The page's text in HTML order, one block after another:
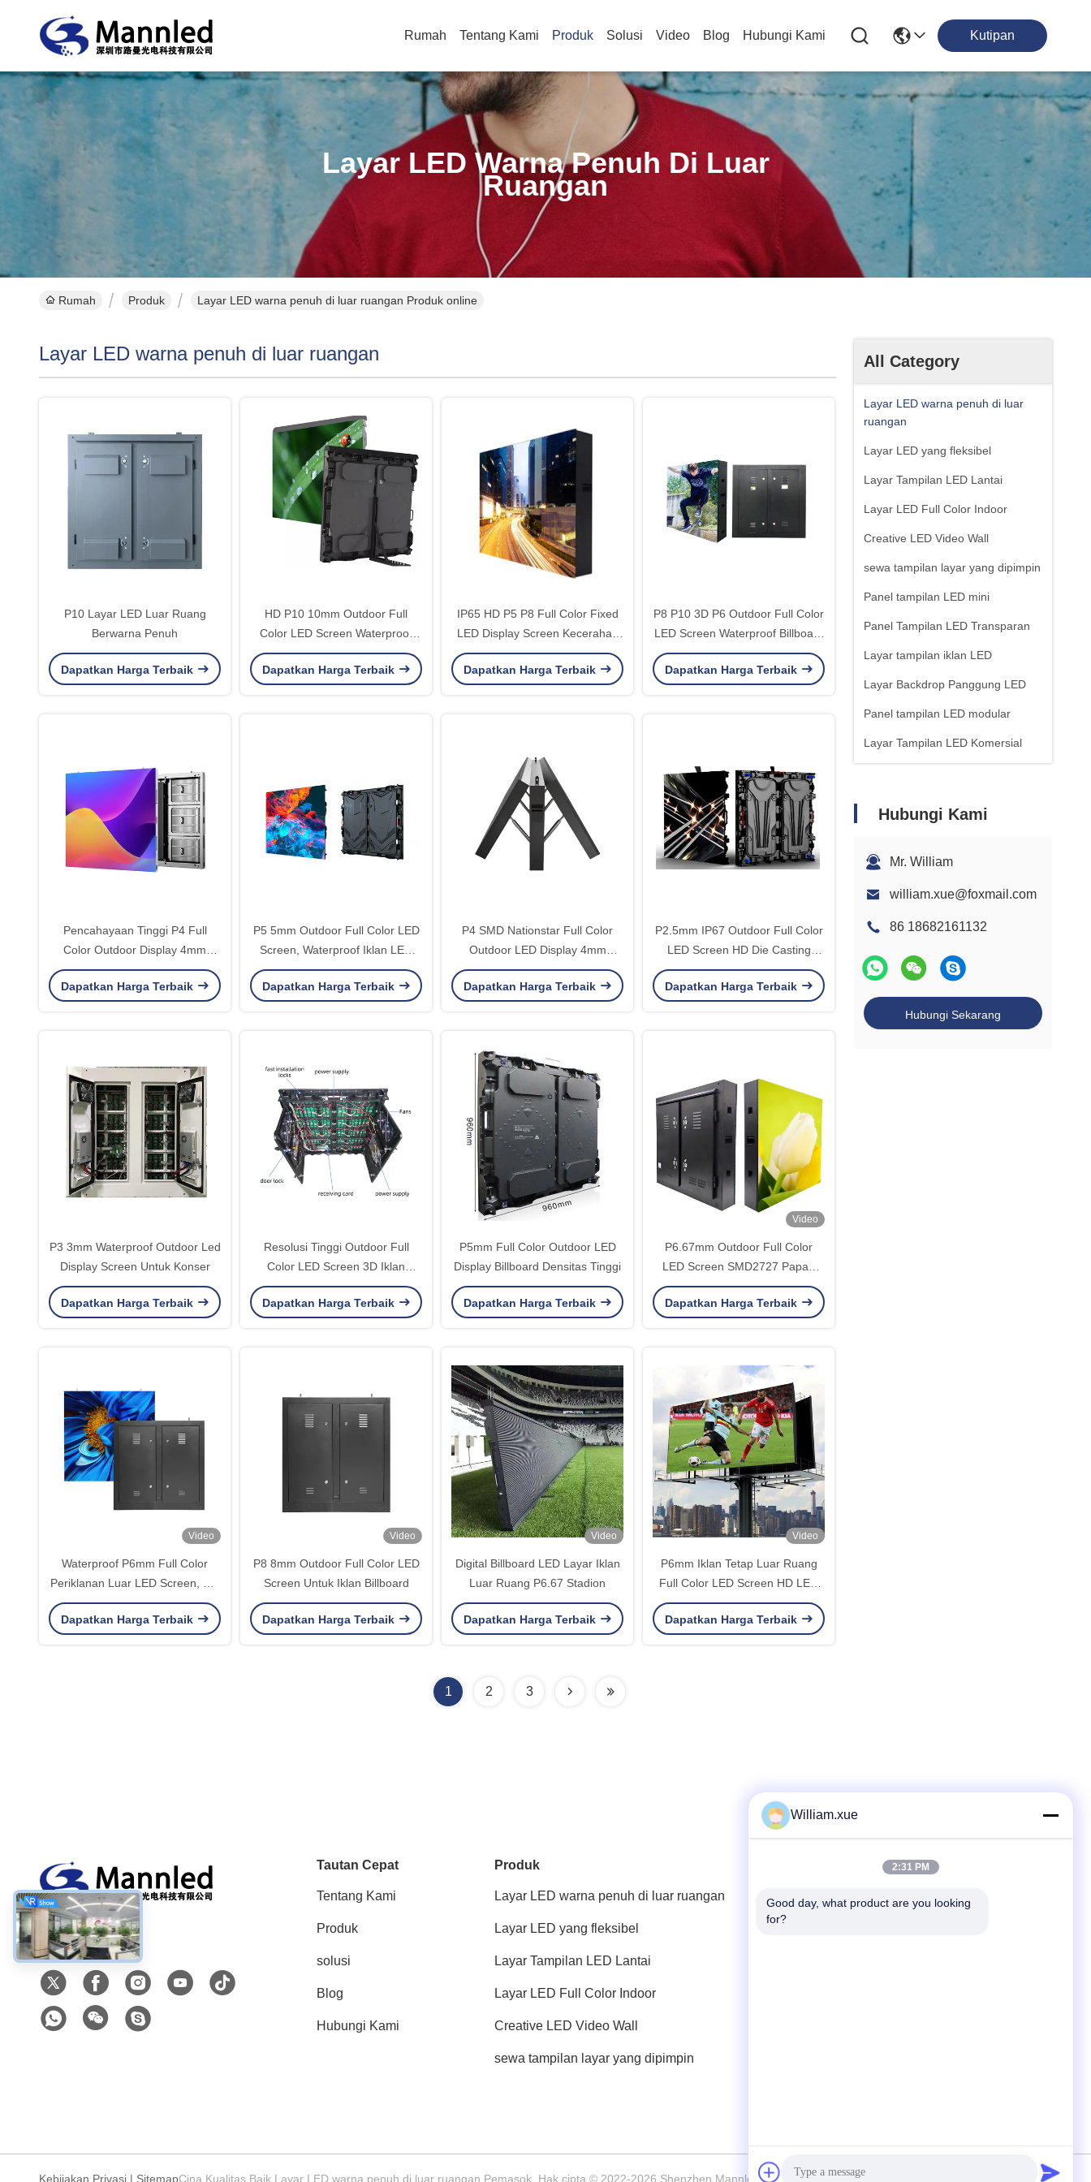
Rumah Tentang Kami Produk Solusi Video Blog Hubungi Kami Kutipan
Layar LED Warna Penuh Di Luar
Ruangan
Rumah Produk Layar LED warna penuh di luar ruangan Produk online
All Category
Layar LED warna penuh di luar
ruangan
Layar LED yang fleksibel
Layar Tampilan LED Lantai
Layar LED Full Color Indoor
Creative LED Video Wall
sewa tampilan layar yang dipimpin
Panel tampilan LED mini
Panel Tampilan LED Transparan
Layar tampilan iklan LED
Layar Backdrop Panggung LED
Panel tampilan LED modular
Layar Tampilan LED Komersial
Hubungi Kami
Mr. William
william.xue@foxmail.com
86 18682161132
Hubungi Sekarang
Layar LED warna penuh di luar ruangan
P10 Layar LED Luar Ruang
Berwarna Penuh
Dapatkan Harga Terbaik
HD P10 10mm Outdoor Full
Color LED Screen Waterproof
Diecasitng Kabinet Stadion
Dapatkan Harga Terbaik
IP65 HD P5 P8 Full Color Fixed
LED Display Screen Kecerahan
Tinggi
Dapatkan Harga Terbaik
P8 P10 3D P6 Outdoor Full Color
LED Screen Waterproof Billboard
Iklan
Dapatkan Harga Terbaik
Pencahayaan Tinggi P4 Full
Color Outdoor Display 4mm
Cabinet Waterproof
Dapatkan Harga Terbaik
P5 5mm Outdoor Full Color LED
Screen, Waterproof Iklan LED
Display Board
Dapatkan Harga Terbaik
P4 SMD Nationstar Full Color
Outdoor LED Display 4mm
Double Side Billboard
Dapatkan Harga Terbaik
P2.5mm IP67 Outdoor Full Color
LED Screen HD Die Casting
Billboard Iklan
Dapatkan Harga Terbaik
P3 3mm Waterproof Outdoor Led
Display Screen Untuk Konser
Dapatkan Harga Terbaik
Resolusi Tinggi Outdoor Full
Color LED Screen 3D Iklan
P4mm
Dapatkan Harga Terbaik
P5mm Full Color Outdoor LED
Display Billboard Densitas Tinggi
Dapatkan Harga Terbaik
Video
P6.67mm Outdoor Full Color
LED Screen SMD2727 Papan
iklan
Dapatkan Harga Terbaik
Video
Waterproof P6mm Full Color
Periklanan Luar LED Screen, HD
LED Display Panel
Dapatkan Harga Terbaik
Video
P8 8mm Outdoor Full Color LED
Screen Untuk Iklan Billboard
Dapatkan Harga Terbaik
Video
Digital Billboard LED Layar Iklan
Luar Ruang P6.67 Stadion
Dapatkan Harga Terbaik
Video
P6mm Iklan Tetap Luar Ruang
Full Color LED Screen HD LED
Video Wall
Dapatkan Harga Terbaik
1 2 3
Media Sosial
Tautan Cepat
Tentang Kami
Produk
solusi
Blog
Hubungi Kami
Produk
Layar LED warna penuh di luar ruangan
Layar LED yang fleksibel
Layar Tampilan LED Lantai
Layar LED Full Color Indoor
Creative LED Video Wall
sewa tampilan layar yang dipimpin
Telp
Kebijakan Privasi | SitemapCina Kualitas Baik Layar LED warna penuh di luar ruangan Pemasok. Hak cipta © 2022-2026 Shenzhen Mannled Photoelectric Technology Co., Ltd Semua hak dilindungi.
William.xue
2:31 PM
Good day, what product are you looking
for?